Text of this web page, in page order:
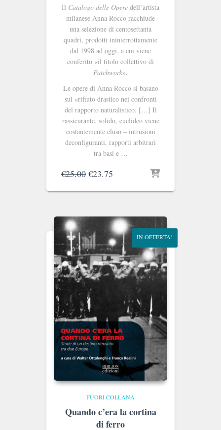
Il Catalogo delle Opere dell’artista
milanese Anna Rocco racchiude
una selezione di centosettanta
quadri, prodotti ininterrottamente
dal 1998 ad oggi, a cui viene
conferito «il titolo collettivo di
Patchwork».
Le opere di Anna Rocco si basano
sul «rifiuto drastico nei confronti
del rapporto naturalistico. […] Il
rassicurante, solido, euclideo viene
costantemente eluso – intrusioni
deconfiguranti, rapporti arbitrari
tra basi e …
€25.00 Il
originale
€25.00.
€23.75
attuale
€23.75.
IN OFFERTA!
FUORI COLLANA
Quando c’era la cortina
di ferro